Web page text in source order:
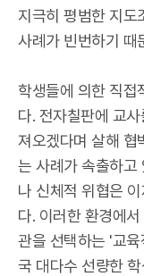
지극히 평범한 지도
사례가 빈번하기 때
학생들에 의한 직접
다. 전자칠판에 교
져오겠다며 살해 협
는 사례가 속출하고
나 신체적 위협은
다. 이러한 환경에
관을 선택하는 '교
국 대다수 선량한